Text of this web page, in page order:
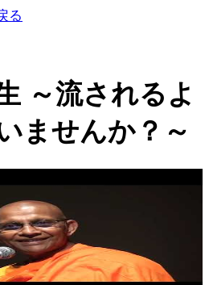
る
～流されるよ
ませんか？～